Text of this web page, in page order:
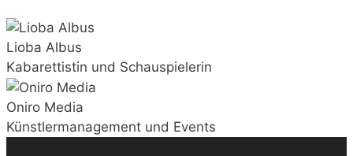
Lioba Albus
Kabarettistin und Schauspielerin
Oniro Media
Künstlermanagement und Events